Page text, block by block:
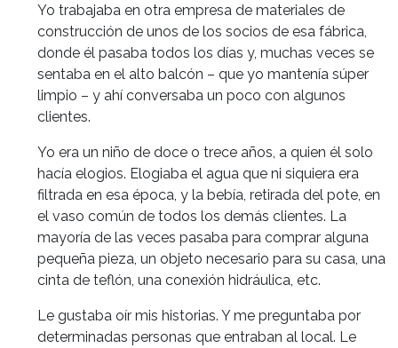
Yo trabajaba en otra empresa de materiales de
construcción de unos de los socios de esa fábrica,
donde él pasaba todos los días y, muchas veces se
sentaba en el alto balcón – que yo mantenía súper
limpio – y ahí conversaba un poco con algunos
clientes.
Yo era un niño de doce o trece años, a quien él solo
hacía elogios. Elogiaba el agua que ni siquiera era
filtrada en esa época, y la bebía, retirada del pote, en
el vaso común de todos los demás clientes. La
mayoría de las veces pasaba para comprar alguna
pequeña pieza, un objeto necesario para su casa, una
cinta de teflón, una conexión hidráulica, etc.
Le gustaba oír mis historias. Y me preguntaba por
determinadas personas que entraban al local. Le